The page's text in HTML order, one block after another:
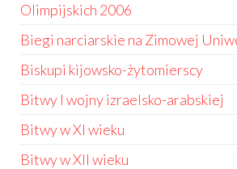
Olimpijskich 2006
Biegi narciarskie na Zimowej
Biskupi kijowsko-żytomierscy
Bitwy I wojny izraelsko-arabskiej
Bitwy w XI wieku
Bitwy w XII wieku